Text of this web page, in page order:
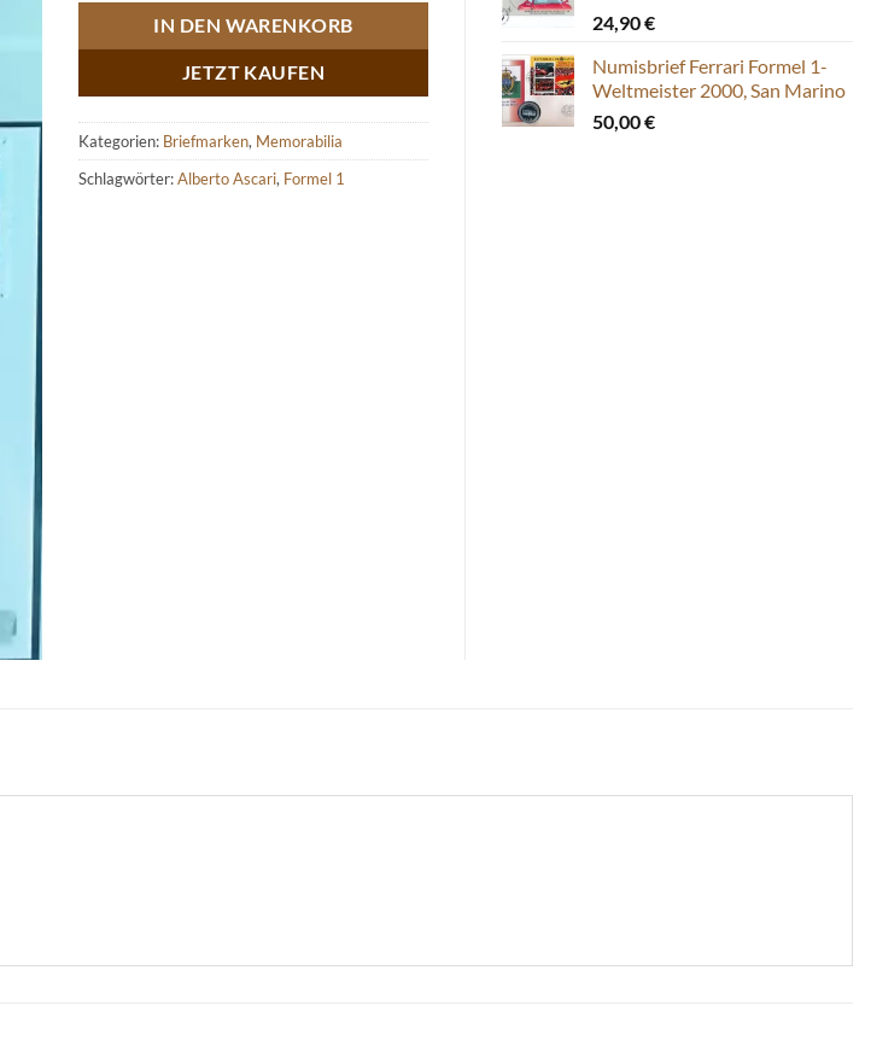
IN DEN WARENKORB
JETZT KAUFEN
Kategorien: Briefmarken, Memorabilia
Schlagwörter:Alberto Ascari, Formel 1
24,90€
Numisbrief Ferrari Formel 1-
Weltmeister 2000, San Marino
50,00€